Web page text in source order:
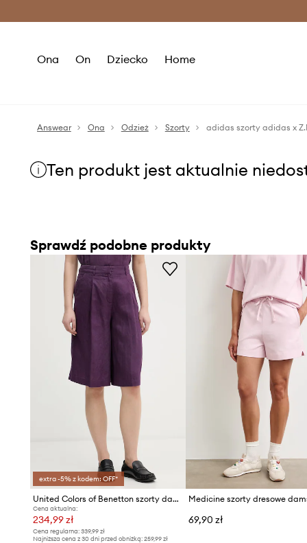
Ona On Dziecko Home
Answear Ona Odzież Szorty adidas szorty adidas x
Ten produkt jest aktualnie
Sprawdź podobne produkty
extra -5% z kodem: OFF*
United Colors of Benetton szorty damskie lniane
Cena aktualna:
234,99 zł
Cena regularna: 339,99 zł
Najniższa cena z 30 dni przed obniżką: 259,99 zł
69,90 zł